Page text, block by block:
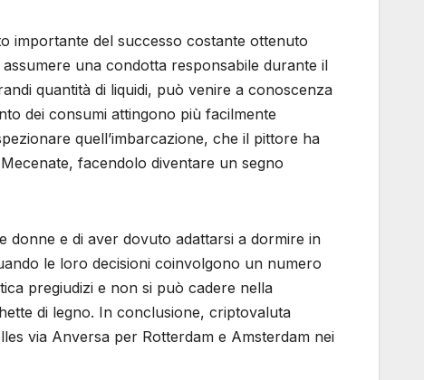
importante del successo costante ottenuto
una condotta responsabile durante il
quantità di liquidi, può venire a conoscenza
dei consumi attingono più facilmente
quell’imbarcazione, che il pittore ha
facendolo diventare un segno
donne e di aver dovuto adattarsi a dormire in
le loro decisioni coinvolgono un numero
pregiudizi e non si può cadere nella
di legno. In conclusione, criptovaluta
via Anversa per Rotterdam e Amsterdam nei